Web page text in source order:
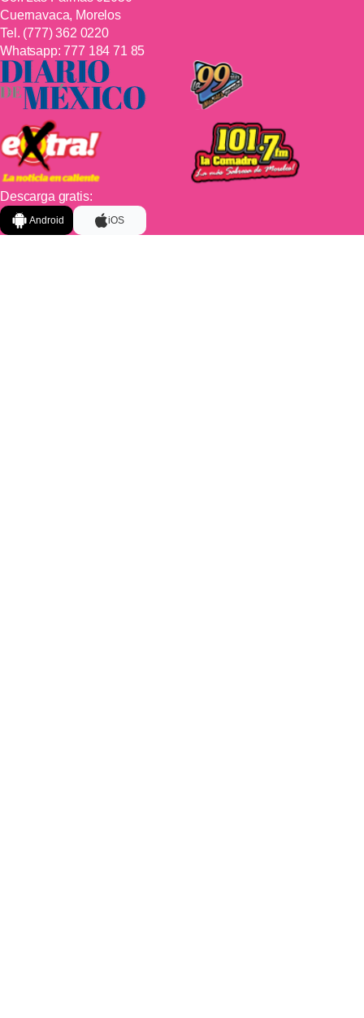
Cuernavaca, Morelos
Tel. (777) 362 0220
Whatsapp:777 184 71 85
Descarga gratis:
Android iOS